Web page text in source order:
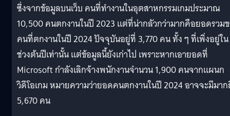
ซึ่งจากข้อมูลบนเว็บ คนที่ทำงานในอุตสาหกรรมเกมประมาณ
10,500 คนตกงานในปี 2023 แต่ที่น่ากลัวกว่ามากคือยอดรวม
คนที่ตกงานในปี 2024 ปัจจุบันอยู่ที่ 3,770 คน ทั้ง ๆ ที่เพิ่งอยู่ใน
ช่วงต้นปีเท่านั้น แต่ข้อมูลนี้ยังเก่าไป เพราะหากเอายอดที่
Microsoft กำลังเลิกจ้างพนักงานจำนวน 1,900 คนจากแผนก
วิดีโอเกม หมายความว่ายอดคนตกงานในปี 2024 อาจจะมีมา
5,670 คน